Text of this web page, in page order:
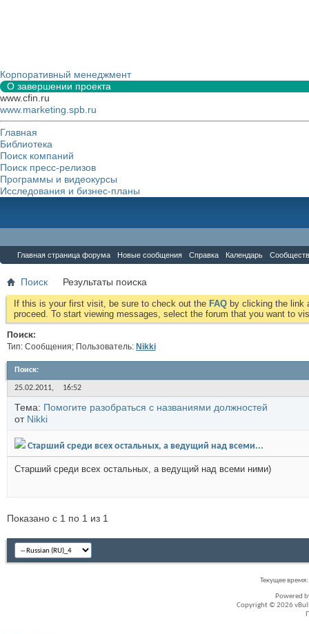
Корпоративный менеджмент
О завершении проекта
www.cfin.ru
www.marketing.spb.ru
Главная
Библиотека
Поиск компаний
Поиск пресс-релизов
Программы и видеокурсы
Исследования и бизнес-планы
Главная страница форума Новые сообщения Справка Календарь
Поиск Результаты поиска
If this is your first visit, be sure to check out the FAQ by clicking the link
proceed. To start viewing messages, select the forum that you want to
Поиск:
Тип: Сообщения; Пользователь: Nikki
Поиск:
25.02.2011, 16:52
Тема: Помогите разобраться с названиями должностей
от Nikki
Старший среди всех остальных, а ведущий над всеми...
Старший среди всех остальных, а ведущий над всеми ними)
Показано с 1 по 1 из 1
Текущее время:
Powered
Copyright © 2026